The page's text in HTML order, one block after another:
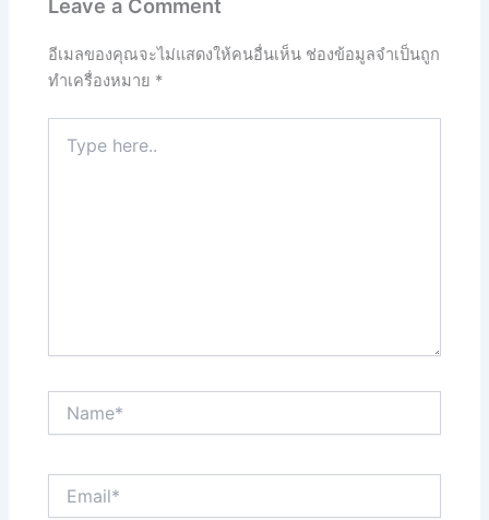
Leave a Comment
อีเมลของคุณจะไม่แสดงให้คนอื่นเห็น ช่องข้อมูลจำเป็นถูก
ทำเครื่องหมาย *
here..